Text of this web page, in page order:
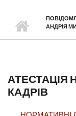
АНДРІЯ
АТЕСТАЦІЯ
КАДРІВ